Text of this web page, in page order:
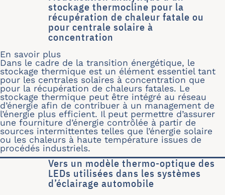
stockage thermocline pour la
récupération de chaleur fatale ou
pour centrale solaire à
concentration
En savoir plus
Dans le cadre de la transition énergétique, le
stockage thermique est un élément essentiel tant
pour les centrales solaires à concentration que
pour la récupération de chaleurs fatales. Le
stockage thermique peut être intégré au réseau
d’énergie afin de contribuer à un management de
l’énergie plus efficient. Il peut permettre d’assurer
une fourniture d’énergie contrôlée à partir de
sources intermittentes telles que l’énergie solaire
ou les chaleurs à haute température issues de
procédés industriels.
Vers un modèle thermo-optique des
LEDs utilisées dans les systèmes
d’éclairage automobile